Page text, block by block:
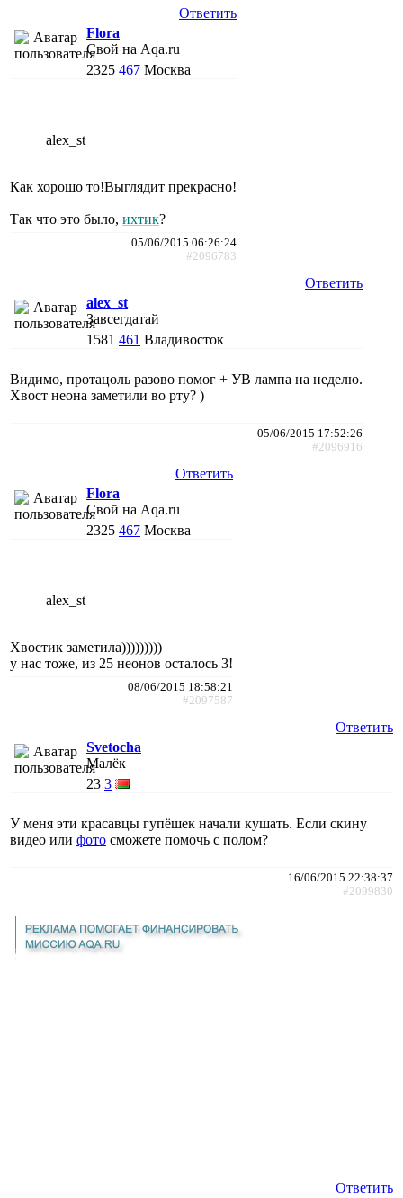
Ответить
Flora
Свой на Aqa.ru
2325 467 Москва
alex_st
Как хорошо то!Выглядит прекрасно!
Так что это было, ихтик?
05/06/2015 06:26:24
#2096783
Ответить
alex_st
Завсегдатай
1581 461 Владивосток
Видимо, протацоль разово помог + УВ лампа на неделю.
Хвост неона заметили во рту? )
05/06/2015 17:52:26
#2096916
Ответить
Flora
Свой на Aqa.ru
2325 467 Москва
alex_st
Хвостик заметила)))))))))
у нас тоже, из 25 неонов осталось 3!
08/06/2015 18:58:21
#2097587
Ответить
Svetocha
Малёк
23 3
У меня эти красавцы гупёшек начали кушать. Если скину
видео или фото сможете помочь с полом?
16/06/2015 22:38:37
#2099830
Ответить